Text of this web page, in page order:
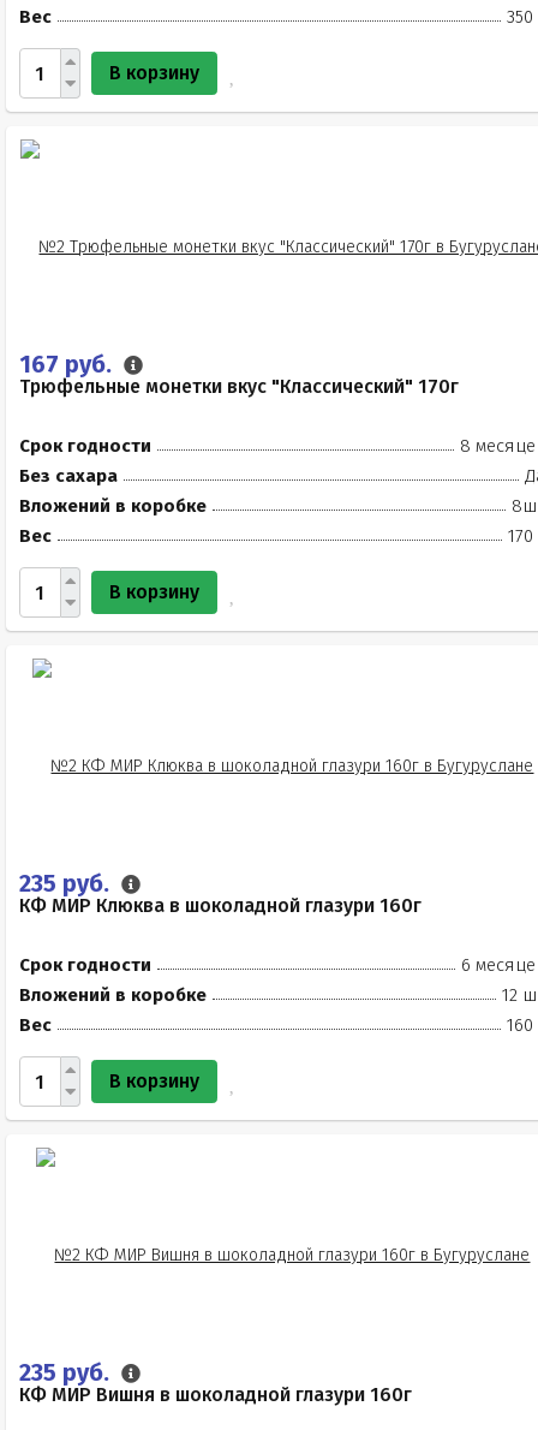
Вес
350
В корзину
167 руб.
Трюфельные монетки вкус "Классический" 170г
Срок годности
8
Без сахара
Вложений в коробке
Вес
170
В корзину
235 руб.
КФ МИР Клюква в шоколадной глазури 160г
Срок годности
6
Вложений в коробке
12
Вес
160
В корзину
235 руб.
КФ МИР Вишня в шоколадной глазури 160г